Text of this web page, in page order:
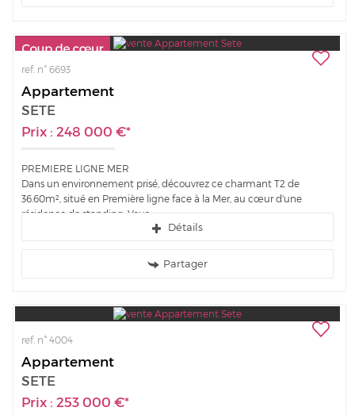
ref. n° 6693
Appartement
SETE
Prix : 248 000 €*
PREMIERE LIGNE MER
Dans un environnement prisé, découvrez ce charmant T2 de
36.60m², situé en Première ligne face à la Mer, au cœur d'une
résidence de standing. Vous...
Détails
Partager
ref. n° 4004
Appartement
SETE
Prix : 253 000 €*